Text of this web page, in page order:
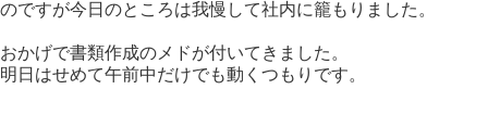
のですが今日のところは我慢して社内に籠もりました。
おかげで書類作成のメドが付いてきました。
明日はせめて午前中だけでも動くつもりです。